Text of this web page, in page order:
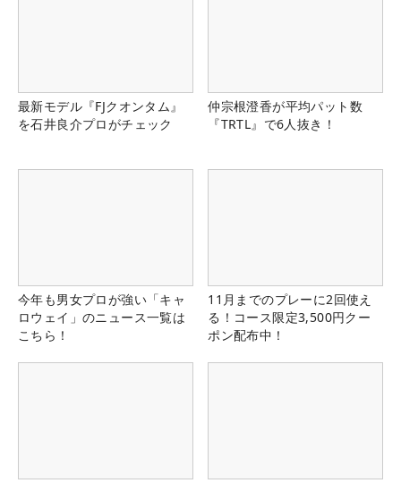
最新モデル『FJクオンタム』
を石井良介プロがチェック
仲宗根澄香が平均パット数
『TRTL』で6人抜き！
今年も男女プロが強い「キャ
ロウェイ」のニュース一覧は
こちら！
11月までのプレーに2回使え
る！コース限定3,500円クー
ポン配布中！